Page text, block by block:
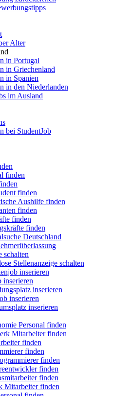
Alter
in Portugal
in Griechenland
in Spanien
in den Niederlanden
im Ausland
bei StudentJob
finden
finden
Aushilfe finden
finden
finden
finden
Deutschland
schalten
Stellenanzeige schalten
inserieren
inserieren
inserieren
inserieren
Personal finden
Mitarbeiter finden
finden
finden
finden
finden
finden
Mitarbeiter finden